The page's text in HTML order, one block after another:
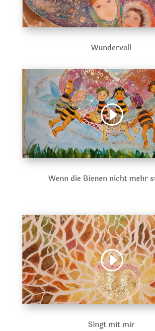
Wundervoll
Wenn die Bienen nicht mehr
Singt mit mir